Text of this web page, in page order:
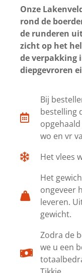
Onze
rond de
de runderen
zicht op het
de verpakking
diepgevroren
Bij
bestelling
wo en vr
Het vlees
Het
ongeveer
leveren.
gewicht.
Zodra de
we u een